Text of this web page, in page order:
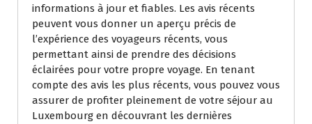
informations à jour et fiables. Les avis récents
peuvent vous donner un aperçu précis de
l’expérience des voyageurs récents, vous
permettant ainsi de prendre des décisions
éclairées pour votre propre voyage. En tenant
compte des avis les plus récents, vous pouvez vous
assurer de profiter pleinement de votre séjour au
Luxembourg en découvrant les dernières